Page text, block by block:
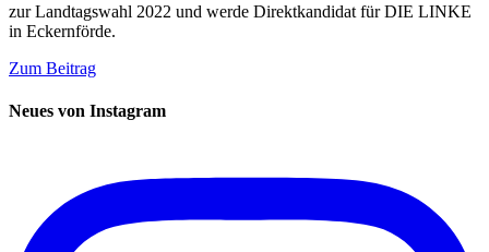
zur Landtagswahl 2022 und werde Direktkandidat für DIE LINKE
in Eckernförde.
Zum Beitrag
Neues von Instagram